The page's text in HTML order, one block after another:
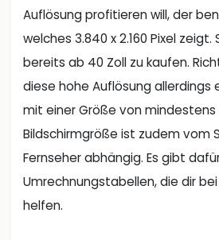
Auflösung profitieren will, der
welches 3.840 x 2.160 Pixel zeigt.
bereits ab 40 Zoll zu kaufen.
diese hohe Auflösung allerdings
mit einer Größe von mindestens
Bildschirmgröße ist zudem vom
Fernseher abhängig. Es gibt
Umrechnungstabellen, die dir
helfen.